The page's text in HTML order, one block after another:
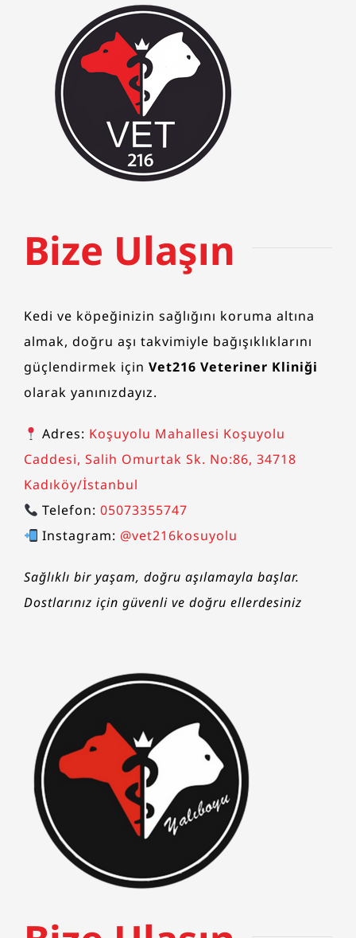
Bize Ulaşın​
Kedi ve köpeğinizin sağlığını koruma altına
almak, doğru aşı takvimiyle bağışıklıklarını
güçlendirmek için Vet216 Veteriner Kliniği
olarak yanınızdayız.
Adres: Koşuyolu Mahallesi Koşuyolu
Caddesi, Salih Omurtak Sk. No:86, 34718
Kadıköy/İstanbul
Telefon:05073355747
Instagram: @vet216kosuyolu
Sağlıklı bir yaşam, doğru aşılamayla başlar.
Dostlarınız için güvenli ve doğru ellerdesiniz